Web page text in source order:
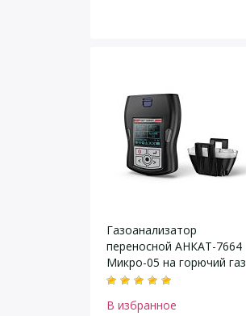
Газоанализатор
переносной АНКАТ-7664
Микро-05 на горючий газ
(Ex) и 1 газ на выбор
В избранное